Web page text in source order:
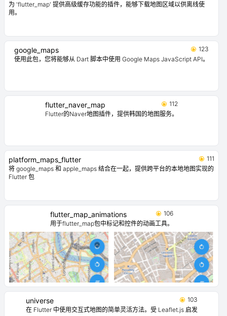
为 'flutter_map' 提供高级缓存功能的插件，能够下载地图区域以供离线使
用。
google_maps
123
使用此包，您将能够从 Dart 脚本中使用 Google Maps JavaScript API。
flutter_naver_map
112
Flutter的Naver地图插件，提供韩国的地图服务。
platform_maps_flutter
111
将 google_maps 和 apple_maps 结合在一起，提供跨平台的本地地图实现的
Flutter 包
flutter_map_animations
106
用于flutter_map包中标记和控件的动画工具。
universe
103
在 Flutter 中使用交互式地图的简单灵活方法。受 Leaflet.js 启发